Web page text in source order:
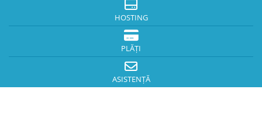
HOSTING
PLĂȚI
ASISTENȚĂ